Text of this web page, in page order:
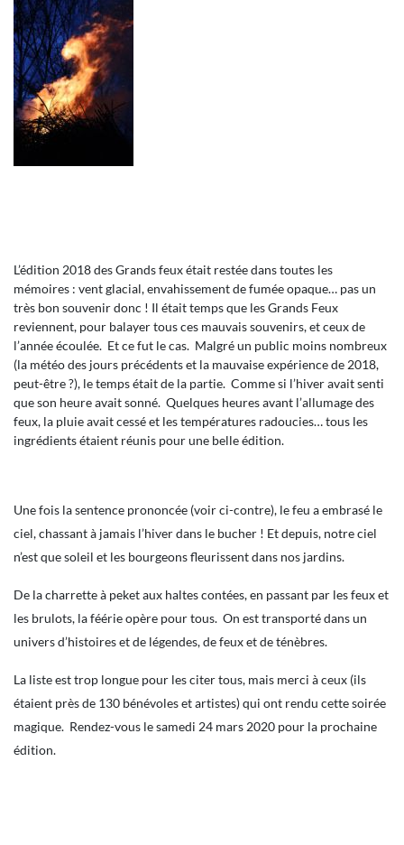
L’édition 2018 des Grands feux était restée dans toutes les
mémoires : vent glacial, envahissement de fumée opaque… pas un
très bon souvenir donc ! Il était temps que les Grands Feux
reviennent, pour balayer tous ces mauvais souvenirs, et ceux de
l’année écoulée. Et ce fut le cas. Malgré un public moins nombreux
(la météo des jours précédents et la mauvaise expérience de 2018,
peut-être ?), le temps était de la partie. Comme si l’hiver avait senti
que son heure avait sonné. Quelques heures avant l’allumage des
feux, la pluie avait cessé et les températures radoucies… tous les
ingrédients étaient réunis pour une belle édition.
Une fois la sentence prononcée (voir ci-contre), le feu a embrasé le
ciel, chassant à jamais l’hiver dans le bucher ! Et depuis, notre ciel
n’est que soleil et les bourgeons fleurissent dans nos jardins.
De la charrette à peket aux haltes contées, en passant par les feux et
les brulots, la féérie opère pour tous. On est transporté dans un
univers d’histoires et de légendes, de feux et de ténèbres.
La liste est trop longue pour les citer tous, mais merci à ceux (ils
étaient près de 130 bénévoles et artistes) qui ont rendu cette soirée
magique. Rendez-vous le samedi 24 mars 2020 pour la prochaine
édition.